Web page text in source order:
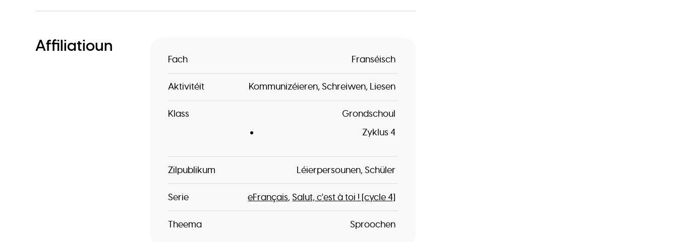
Affiliatioun
Fach Franséisch
Aktivitéit Kommunizéieren Schreiwen Liesen
Klass
Grondschoul
Zyklus 4
Zilpublikum Léierpersounen Schüler
Serie eFrançais Salut, c'est à toi ! [cycle 4]
Theema Sproochen